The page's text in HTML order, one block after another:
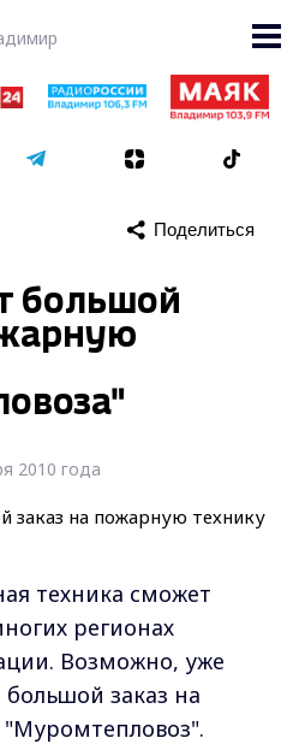
Поделиться
большой
2010 года
техника сможет
регионах
Возможно, уже
заказ на